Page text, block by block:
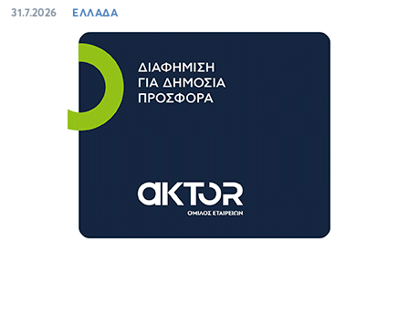
31.7.2026 ΕΛΛΑΔΑ